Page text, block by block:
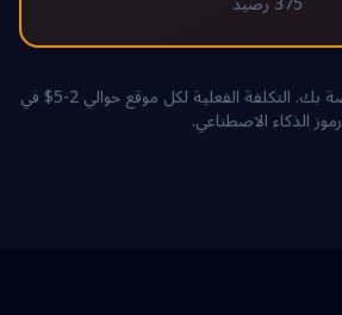
تستخدم مفاتيح API الخاصة بك. التكلفة الفعلية لكل موقع حوالي 2-5$ في
رموز الذكاء الاصطناعي.